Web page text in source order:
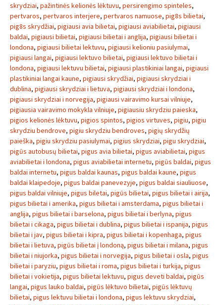
skrydziai, pažintinės kelionės lėktuvu, persirengimo spinteles,
pertvaros, pertvaros interjere, pertvaros namuose, pig8s bilietai,
pig8s skrydžiai, pigiausi avia bilietai, pigiausi aviabilietai, pigiausi
baldai, pigiausi bilietai, pigiausi bilietai i anglija, pigiausi bilietai i
londona, pigiausi bilietai lektuvu, pigiausi kelioniu pasiulymai,
pigiausi langai, pigiausi lektuvo bilietai, pigiausi lektuvo bilietai i
londona, pigiausi lektuvu bilietai, pigiausi plastikiniai langai, pigiausi
plastikiniai langai kaune, pigiausi skrydžiai, pigiausi skrydziai i
dublina, pigiausi skrydziai i lietuva, pigiausi skrydziai i londona,
pigiausi skrydziai i norvegija, pigiausi vairavimo kursai vilniuje,
pigiausia vairavimo mokykla vilniuje, pigiausiu skrydziu paieska,
pigios kelionės lėktuvu, pigios spintos, pigios virtuves, pigiu, pigiu
skrydziu bendrove, pigiu skrydziu bendroves, pigių skrydžių
paieška, pigiu skrydziu pasiulymai, pigius skrydziai, pigu skrydziai,
pigūs autobusų bilietai, pigus avia bilietai, pigus aviabilietai, pigus
aviabilietai i londona, pigus aviabilietai internetu, pigūs baldai, pigus
baldai internetu, pigus baldai kaunas, pigus baldai kaune, pigus
baldai klaipedoje, pigus baldai panevezyje, pigus baldai siauliuose,
pigus baldai vilniuje, pigus biletai, pigūs bilietai, pigus bilietai i airija,
pigus bilietai i amerika, pigus bilietai i amsterdama, pigus bilietai i
anglija, pigus bilietai i barselona, pigus bilietai i berlyna, pigus
bilietai i cikaga, pigus bilietai i dublina, pigus bilietai i ispanija, pigus
bilietai i jav, pigus bilietai i kipra, pigus bilietai i kopenhaga, pigus
bilietai i lietuva, pigūs bilietai į londoną, pigus bilietai i milana, pigus
bilietai i niujorka, pigus bilietai i norvegija, pigus bilietai i osla, pigus
bilietai i paryziu, pigus bilietai i roma, pigus bilietai i turkija, pigus
bilietai i vokietija, pigus bilietai lektuvu, pigus deveti baldai, pigūs
langai, pigus lauko baldai, pigūs lėktuvo bilietai, pigūs lėktuvų
bilietai, pigus lektuvu bilietai i londona, pigus lektuvu skrydziai,